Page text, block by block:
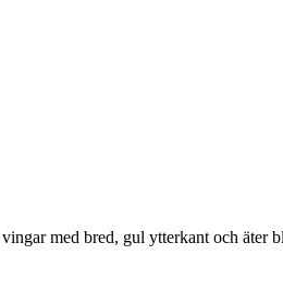
med bred, gul ytterkant och äter